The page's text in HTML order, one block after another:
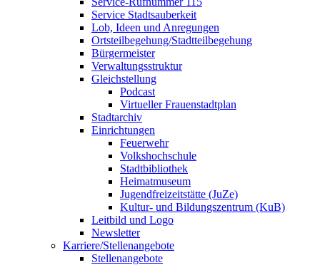
Service Stadtsauberkeit
Lob, Ideen und Anregungen
Ortsteilbegehung/Stadtteilbegehung
Bürgermeister
Verwaltungsstruktur
Gleichstellung
Podcast
Virtueller Frauenstadtplan
Stadtarchiv
Einrichtungen
Feuerwehr
Volkshochschule
Stadtbibliothek
Heimatmuseum
Jugendfreizeitstätte (JuZe)
Kultur- und Bildungszentrum (KuB)
Leitbild und Logo
Newsletter
Karriere/Stellenangebote
Stellenangebote